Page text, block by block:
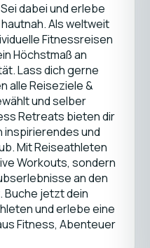
dabei und erlebe
Als weltweit
Fitnessreisen
Höchstmaß an
Lass dich gerne
alle Reiseziele &
und selber
Retreats bieten dir
inspirierendes und
Mit Reiseathleten
Workouts, sondern
an den
Buche jetzt dein
und erlebe eine
Fitness, Abenteuer